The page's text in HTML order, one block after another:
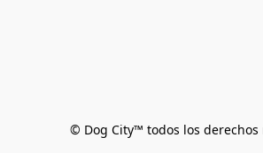
© Dog City™ todos los derechos